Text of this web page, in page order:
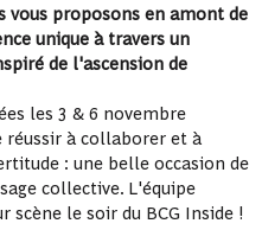
vous proposons en amont de
unique à travers un
de l'ascension de
les 3 & 6 novembre
réussir à collaborer et à
: une belle occasion de
collective. L'équipe
scène le soir du BCG Inside !